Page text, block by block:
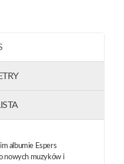
albumie Espers
nowych muzyków i